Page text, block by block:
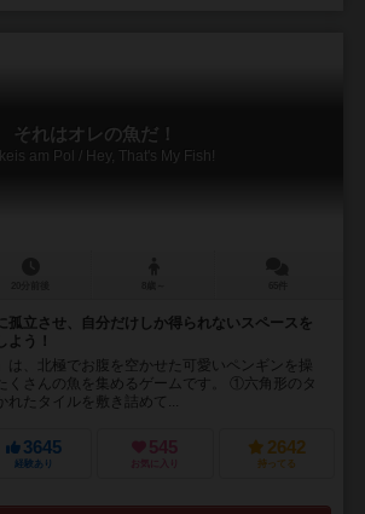
それはオレの魚だ！
am Pol / Hey, That's My Fish!
孤立させ、自分だけしか得られないスペースを
う！
は、北極でお腹を空かせた可愛いペンギンを操
くさんの魚を集めるゲームです。 ①六角形のタ
れたタイルを敷き詰めて...
3645
経験あり
545
お気に入り
2642
持ってる